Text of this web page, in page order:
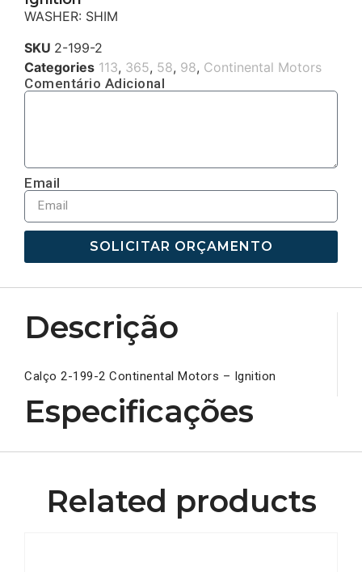
WASHER: SHIM
SKU 2-199-2
Categories 113, 365, 58, 98, Continental Motors
Comentário Adicional
Email
SOLICITAR ORÇAMENTO
Descrição
Calço 2-199-2 Continental Motors – Ignition
Especificações
Related products